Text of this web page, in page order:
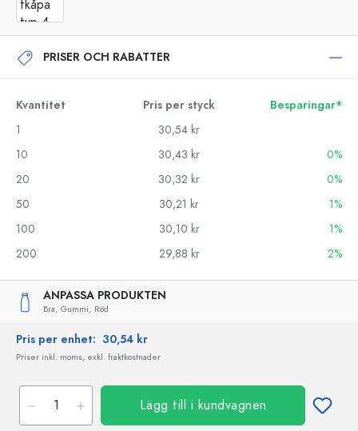
PRISER OCH RABATTER
Kvantitet Pris per styck
Besparingar*
1
30,54 kr
10
30,43 kr
0%
20
30,32 kr
0%
50
30,21 kr
1%
100
30,10 kr
1%
200
29,88 kr 2%
ANPASSA PRODUKTEN
Bra, Gummi, Röd
Pris per enhet: 30,54 kr
Priser inkl. moms, exkl. fraktkostnader
Lägg till i kundvagnen